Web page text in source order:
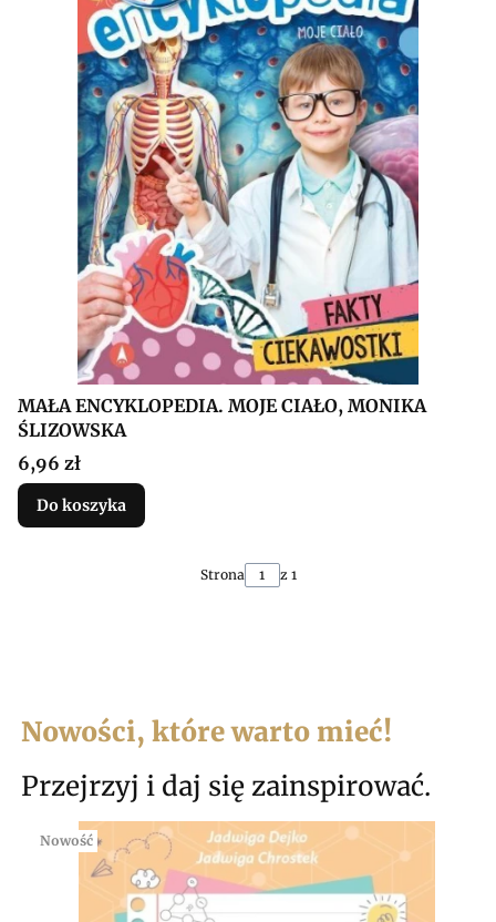
MAŁA ENCYKLOPEDIA. MOJE CIAŁO, MONIKA
ŚLIZOWSKA
Cena
6,96 zł
Do koszyka
Strona z 1
Nowości, które warto mieć!
Przejrzyj i daj się zainspirować.
Nowość